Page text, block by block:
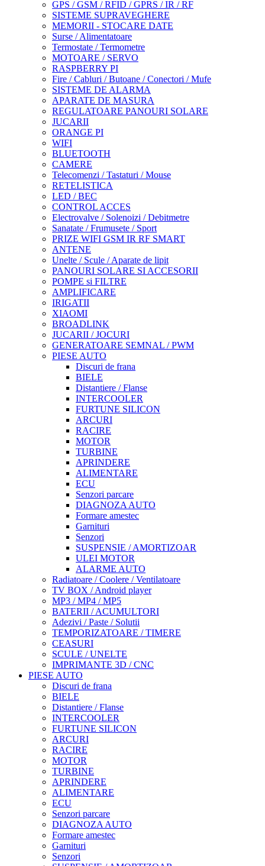
GPS / GSM / RFID / GPRS / IR / RF
SISTEME SUPRAVEGHERE
MEMORII - STOCARE DATE
Surse / Alimentatoare
Termostate / Termometre
MOTOARE / SERVO
RASPBERRY PI
Fire / Cabluri / Butoane / Conectori / Mufe
SISTEME DE ALARMA
APARATE DE MASURA
REGULATOARE PANOURI SOLARE
JUCARII
ORANGE PI
WIFI
BLUETOOTH
CAMERE
Telecomenzi / Tastaturi / Mouse
RETELISTICA
LED / BEC
CONTROL ACCES
Electrovalve / Solenoizi / Debitmetre
Sanatate / Frumusete / Sport
PRIZE WIFI GSM IR RF SMART
ANTENE
Unelte / Scule / Aparate de lipit
PANOURI SOLARE SI ACCESORII
POMPE si FILTRE
AMPLIFICARE
IRIGATII
XIAOMI
BROADLINK
JUCARII / JOCURI
GENERATOARE SEMNAL / PWM
PIESE AUTO
Discuri de frana
BIELE
Distantiere / Flanse
INTERCOOLER
FURTUNE SILICON
ARCURI
RACIRE
MOTOR
TURBINE
APRINDERE
ALIMENTARE
ECU
Senzori parcare
DIAGNOZA AUTO
Formare amestec
Garnituri
Senzori
SUSPENSIE / AMORTIZOAR
ULEI MOTOR
ALARME AUTO
Radiatoare / Coolere / Ventilatoare
TV BOX / Android player
MP3 / MP4 / MP5
BATERII / ACUMULTORI
Adezivi / Paste / Solutii
TEMPORIZATOARE / TIMERE
CEASURI
SCULE / UNELTE
IMPRIMANTE 3D / CNC
PIESE AUTO
Discuri de frana
BIELE
Distantiere / Flanse
INTERCOOLER
FURTUNE SILICON
ARCURI
RACIRE
MOTOR
TURBINE
APRINDERE
ALIMENTARE
ECU
Senzori parcare
DIAGNOZA AUTO
Formare amestec
Garnituri
Senzori